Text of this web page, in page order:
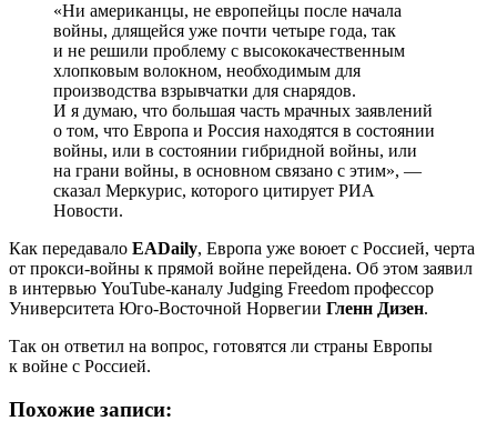
«Ни американцы, не европейцы после начала
войны, длящейся уже почти четыре года, так
и не решили проблему с высококачественным
хлопковым волокном, необходимым для
производства взрывчатки для снарядов.
И я думаю, что большая часть мрачных заявлений
о том, что Европа и Россия находятся в состоянии
войны, или в состоянии гибридной войны, или
на грани войны, в основном связано с этим», —
сказал Меркурис, которого цитирует РИА
Новости.
Как передавало EADaily, Европа уже воюет с Россией, черта
от прокси-войны к прямой войне перейдена. Об этом заявил
в интервью YouTube-каналу Judging Freedom профессор
Университета Юго-Восточной Норвегии Гленн Дизен.
Так он ответил на вопрос, готовятся ли страны Европы
к войне с Россией.
Похожие записи: